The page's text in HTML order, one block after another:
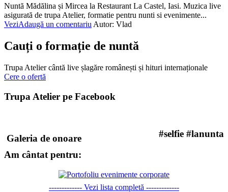
Nuntă Mădălina și Mircea la Restaurant La Castel, Iasi. Muzica live
asigurată de trupa Atelier, formatie pentru nunti si evenimente...
VeziAdaugă un comentariu Autor: Vlad
Cauți o formație de nuntă
Trupa Atelier cântă live șlagăre românești și hituri internaționale
Cere o ofertă
Trupa Atelier pe Facebook
Galeria de onoare
#selfie #lanunta
Am cântat pentru:
------------- Vezi lista completă -------------